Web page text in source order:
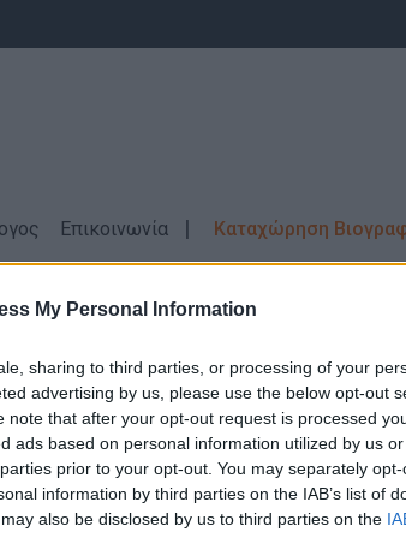
My Personal Information
sharing to third parties, or processing of your
advertising by us, please use the below opt-out
note that after your opt-out request is processed
ads based on personal information utilized by us
prior to your opt-out. You may separately
information by third parties on the IAB’s list of
also be disclosed by us to third parties on the
Επικοινωνία Καταχώρηση
- Επιστήμες \
για την αναζήτηση σας!